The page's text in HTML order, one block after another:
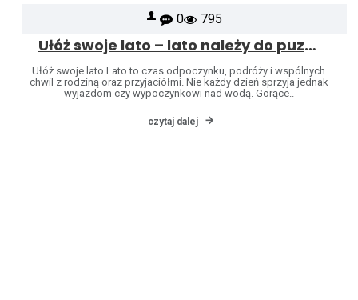
0 795
Ułóż swoje lato – lato należy do puzzli
Ułóż swoje lato Lato to czas odpoczynku, podróży i wspólnych
chwil z rodziną oraz przyjaciółmi. Nie każdy dzień sprzyja jednak
wyjazdom czy wypoczynkowi nad wodą. Gorące..
czytaj dalej